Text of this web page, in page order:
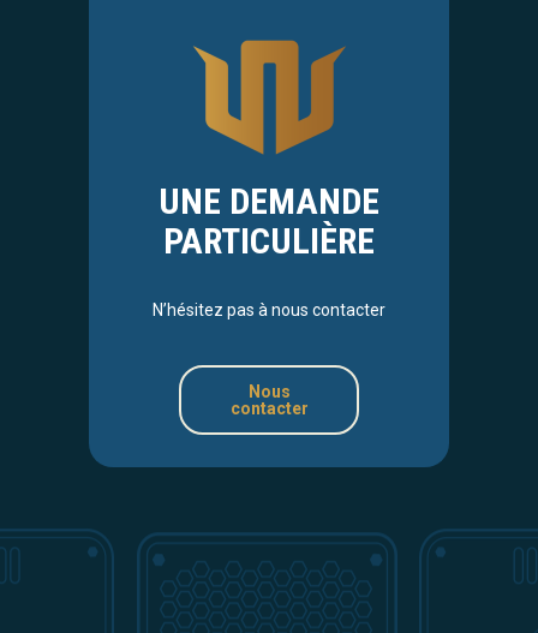
UNE DEMANDE
PARTICULIÈRE
N’hésitez pas à nous contacter
Nous
contacter